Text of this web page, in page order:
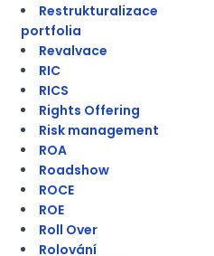
Restrukturalizace
portfolia
Revalvace
RIC
RICS
Rights Offering
Risk management
ROA
Roadshow
ROCE
ROE
Roll Over
Rolování